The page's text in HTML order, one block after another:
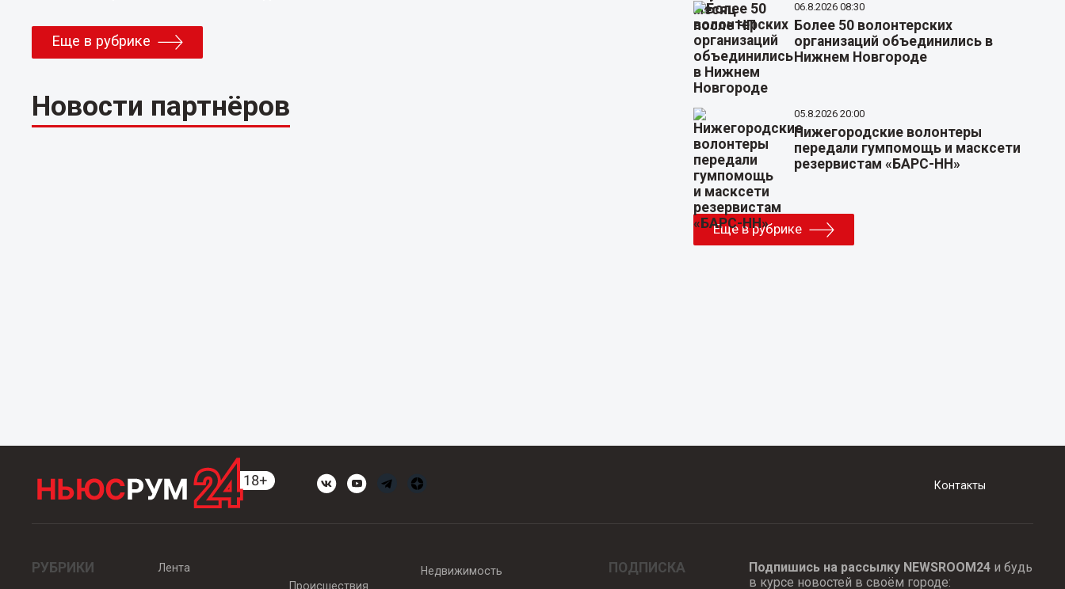
Еще в рубрике
Новости партнёров
06.8.2026 08:30
Более 50 волонтерских
организаций объединились в
Нижнем Новгороде
05.8.2026 20:00
Нижегородские волонтеры
передали гумпомощь и масксети
резервистам «БАРС-НН»
Еще в рубрике
Контакты
РУБРИКИ
Лента
Происшествия
Недвижимость ПОДПИСКА Подпишись на рассылку NEWSROOM24и будь
в курсе новостей в своём городе: